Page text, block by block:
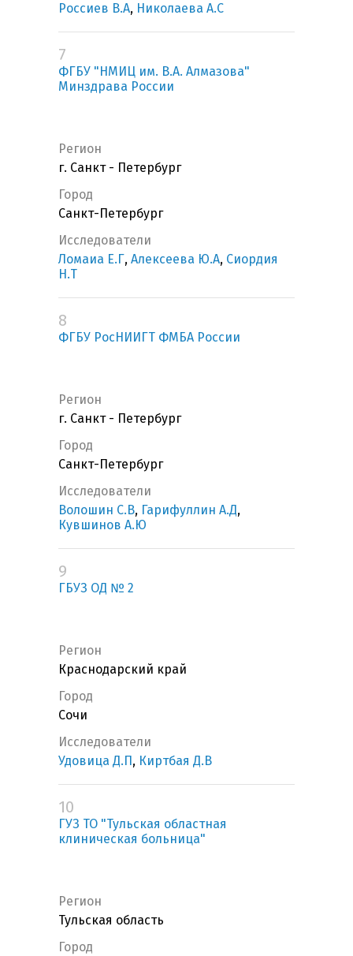
Россиев В.А, Николаева А.С
7
ФГБУ "НМИЦ им. В.А. Алмазова"
Минздрава России
Регион
г. Санкт - Петербург
Город
Санкт-Петербург
Исследователи
Ломаиа Е.Г, Алексеева Ю.А, Сиордия
Н.Т
8
ФГБУ РосНИИГТ ФМБА России
Регион
г. Санкт - Петербург
Город
Санкт-Петербург
Исследователи
Волошин С.В, Гарифуллин А.Д,
Кувшинов А.Ю
9
ГБУЗ ОД № 2
Регион
Краснодарский край
Город
Сочи
Исследователи
Удовица Д.П , Киртбая Д.В
10
ГУЗ ТО "Тульская областная
клиническая больница"
Регион
Тульская область
Город